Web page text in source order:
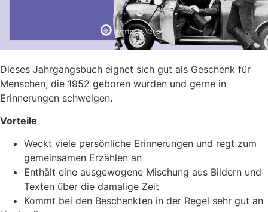
Dieses Jahrgangsbuch eignet sich gut als Geschenk für
Menschen, die 1952 geboren wurden und gerne in
Erinnerungen schwelgen.
Vorteile
Weckt viele persönliche Erinnerungen und regt zum
gemeinsamen Erzählen an
Enthält eine ausgewogene Mischung aus Bildern und
Texten über die damalige Zeit
Kommt bei den Beschenkten in der Regel sehr gut an